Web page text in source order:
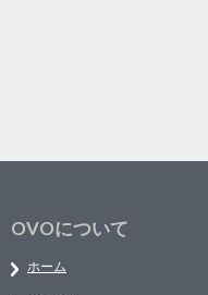
OVOについて
ホーム